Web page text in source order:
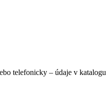
telefonicky – údaje v katalogu